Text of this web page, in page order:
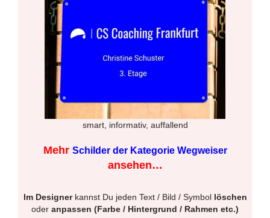
smart, informativ, auffallend
Mehr Schilder der Kategorie Wegweiser
ansehen…
Im Designerkannst Du jeden Text / Bild / Symbol löschen
oder anpassen (Farbe / Hintergrund / Rahmen etc.)